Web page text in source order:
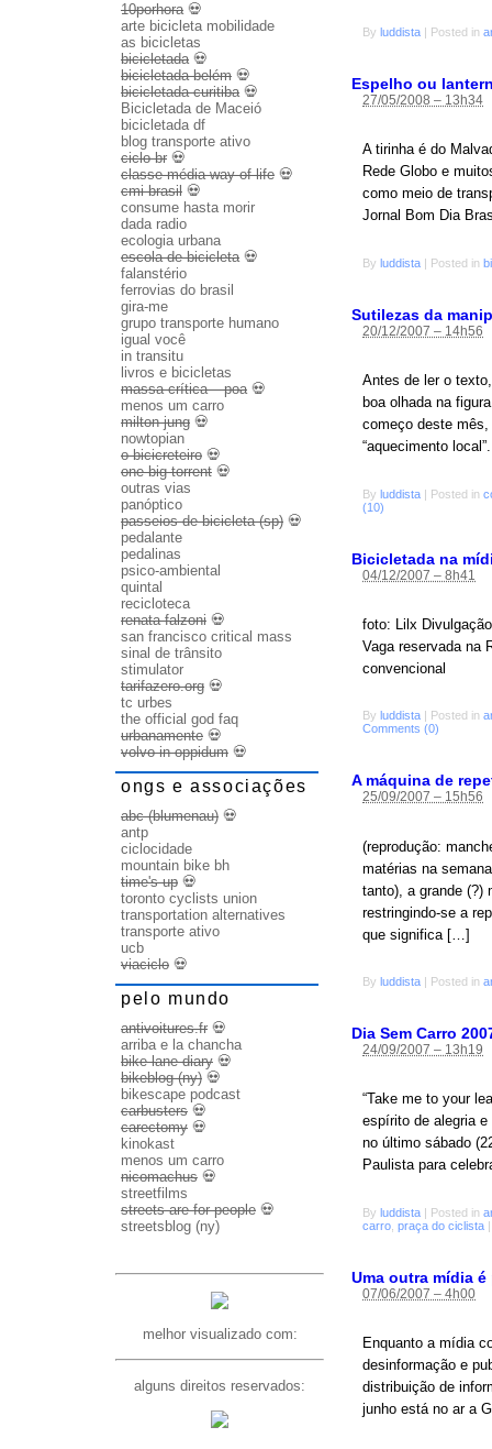
By luddista | Posted in
Espelho ou
27/05/2008 – 13h34
A tirinha é do
Rede Globo e
como meio de
Jornal Bom Dia
By luddista | Posted in
Sutilezas da
20/12/2007 – 14h56
Antes de ler o
boa olhada na
começo deste mês,
“aquecimento
By luddista | Posted in
(10)
Bicicletada na
04/12/2007 – 8h41
foto: Lilx
Vaga reservada
convencional
By luddista Posted in
Comments (0)
A máquina de
25/09/2007 – 15h56
(reprodução:
matérias na
tanto), a grande (?)
restringindo-se a
que significa […]
By luddista | Posted in
Dia Sem Carro
24/09/2007 – 13h19
“Take me to your
espírito de alegria
no último sábado
Paulista para
By luddista | Posted in
carro praça do ciclista |
Uma outra mídia
07/06/2007 – 4h00
Enquanto a mídia
desinformação e
distribuição de
junho está no ar a
10porhora💀
arte bicicleta mobilidade
as bicicletas
bicicletada💀
bicicletada belém 💀
bicicletada curitiba💀
Bicicletada de Maceió
bicicletada df
blog transporte ativo
ciclo br 💀
classe média way of life 💀
cmi brasil 💀
consume hasta morir
dada radio
ecologia urbana
escola de bicicleta💀
falanstério
ferrovias do brasil
gira-me
grupo transporte humano
igual você
in transitu
livros e bicicletas
massa crítica – poa💀
menos um carro
milton jung 💀
nowtopian
o bicicreteiro 💀
one big torrent 💀
outras vias
panóptico
passeios de bicicleta (sp) 💀
pedalante
pedalinas
psico-ambiental
quintal
recicloteca
renata falzoni 💀
san francisco critical mass
sinal de trânsito
stimulator
tarifazero.org 💀
tc urbes
the official god faq
urbanamente 💀
volvo in oppidum 💀
ongs e associações
abc (blumenau) 💀
antp
ciclocidade
mountain bike bh
time's up 💀
toronto cyclists union
transportation alternatives
transporte ativo
ucb
viaciclo 💀
pelo mundo
antivoitures.fr 💀
arriba e la chancha
bike lane diary 💀
bikeblog (ny) 💀
bikescape podcast
carbusters 💀
carectomy 💀
kinokast
menos um carro
nicomachus 💀
streetfilms
streets are for people 💀
streetsblog (ny)
melhor visualizado com:
alguns direitos reservados: